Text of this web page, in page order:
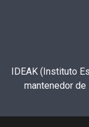
IDEAK (Instituto
mantenedor